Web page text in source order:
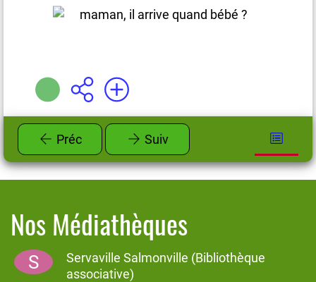
Plus d'infos
Préc Suiv
Nos Médiathèques
S
Servaville Salmonville (Bibliothèque
associative)